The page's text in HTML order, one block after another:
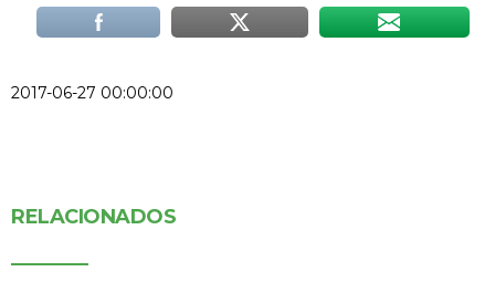
2017-06-27 00:00:00
RELACIONADOS